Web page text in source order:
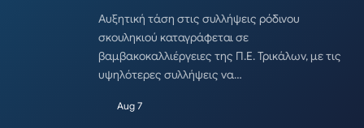
Αυξητική τάση στις συλλήψεις ρόδινου
σκουληκιού καταγράφεται σε
βαμβακοκαλλιέργειες της Π.Ε. Τρικάλων, με τις
υψηλότερες συλλήψεις να…
Aug 7